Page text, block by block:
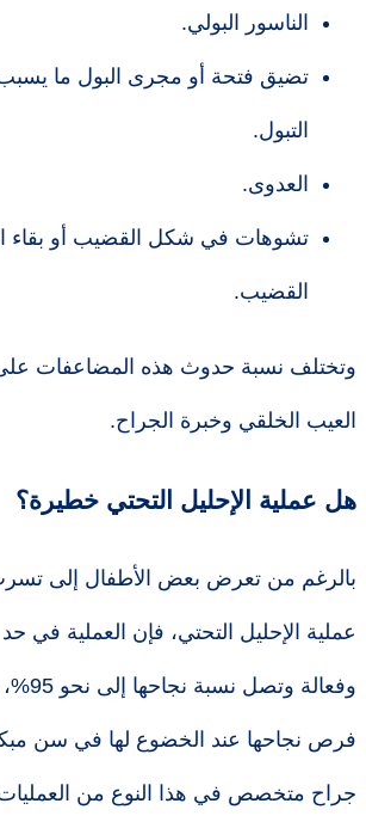
الناسور البولي.
تضيق فتحة أو مجرى البول ما
التبول.
العدوى.
تشوهات في شكل القضيب أو بقاء
القضيب.
وتختلف نسبة حدوث هذه المضاعفات
العيب الخلقي وخبرة الجراح.
هل عملية الإحليل التحتي خطيرة؟
بالرغم من تعرض بعض الأطفال إلى
عملية الإحليل التحتي، فإن العملية في حد
وفعالة وتصل
فرص نجاحها عند الخضوع لها في سن
جراح متخصص في هذا النوع من